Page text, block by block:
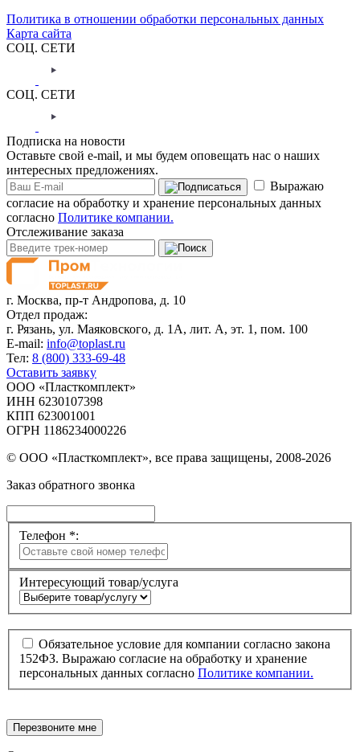
Политика в отношении обработки персональных данных
Карта сайта
СОЦ. СЕТИ
СОЦ. СЕТИ
Подписка на новости
Оставьте свой e-mail, и мы будем оповещать нас о наших
интересных предложениях.
Выражаю
согласие на обработку и хранение персональных данных
согласно Политике компании.
Отслеживание заказа
г. Москва, пр-т Андропова, д. 10
Отдел продаж:
г. Рязань, ул. Маяковского, д. 1А, лит. А, эт. 1, пом. 100
E-mail: info@toplast.ru
Тел: 8 (800) 333-69-48
Оставить заявку
ООО «Пласткомплект»
ИНН 6230107398
КПП 623001001
ОГРН 1186234000226
© ООО «Пласткомплект», все права защищены, 2008-2026
Заказ обратного звонка
Телефон *:
Интересующий товар/услуга
Обязательное условие для компании согласно закона
152ФЗ. Выражаю согласие на обработку и хранение
персональных данных согласно Политике компании.
Перезвоните мне